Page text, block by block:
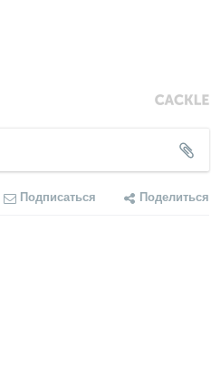
Подписаться Поделиться